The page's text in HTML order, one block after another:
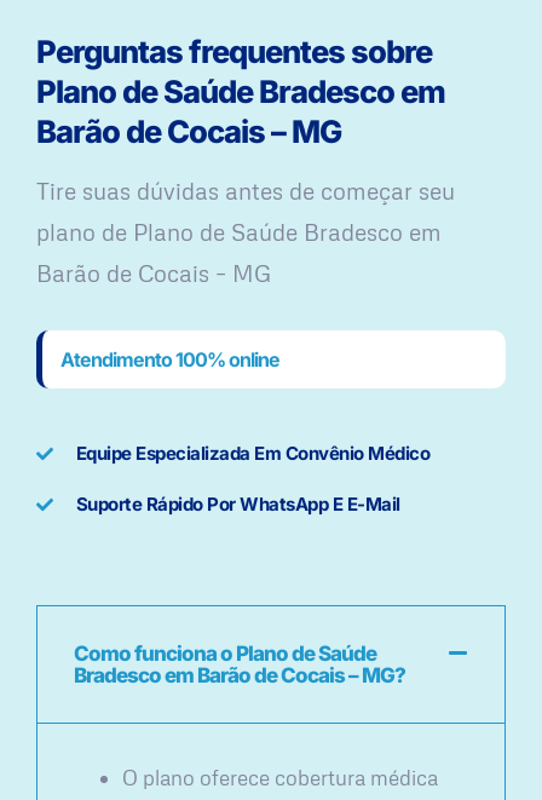
Perguntas frequentes sobre
Plano de Saúde Bradesco em
Barão de Cocais – MG
Tire suas dúvidas antes de começar seu
plano ​de Plano de Saúde Bradesco em
Barão de Cocais – MG
Atendimento 100% online
Equipe Especializada Em Convênio Médico
Suporte Rápido Por WhatsApp E E-Mail
Como funciona o Plano de Saúde
Bradesco em Barão de Cocais – MG?
O plano oferece cobertura médica